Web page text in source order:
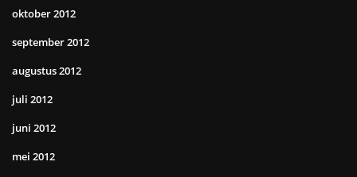
oktober 2012
september 2012
augustus 2012
juli 2012
juni 2012
mei 2012